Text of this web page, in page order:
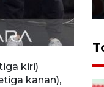
kiri)
kanan),